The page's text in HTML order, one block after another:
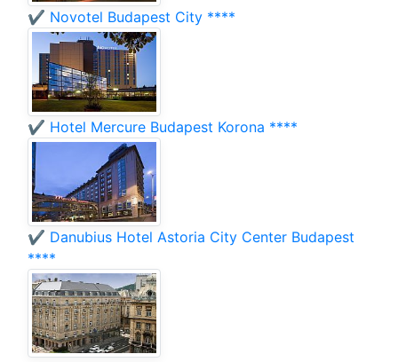
✔️ Novotel Budapest City ****
✔️ Hotel Mercure Budapest Korona ****
✔️ Danubius Hotel Astoria City Center Budapest
****